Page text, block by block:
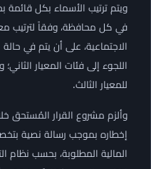
ويتم ترتيب الأسماء بكل
في كل محافظة، وفقاً لترتيب
الاجتماعية، على أن يتم في
اللجوء إلى فئات المعيار
للمعيار الثالث.
وألزم مشروع القرار المُستحق
إخطاره بموجب رسالة نصية
المالية المطلوبة، بحسب نظام